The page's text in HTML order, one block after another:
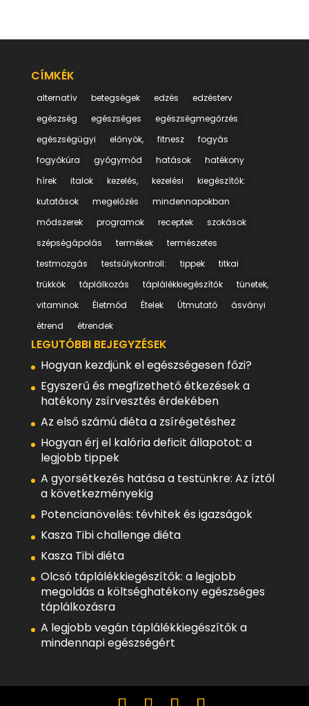
CÍMKÉK
alternatív betegségek edzés
edzésterv
egészség
egészséges
egészségmegőrzés
egészségügyi
előnyök, fitnesz
fogyás
fogyókúra
gyógymód hatások
hatékony
hírek
italok kezelés, kezelési
kiegészítők:
kutatások
megelőzés
mindennapokban
módszerek
programok receptek
szokások
szépségápolás
termékek
természetes
testmozgás
testsúlykontroll: tippek
titkai
trükkök
táplálkozás táplálékkiegészítők
tünetek,
vitaminok
Életmód Ételek Útmutató
ásványi
étrend
étrendek
LEGUTÓBBI BEJEGYZÉSEK
Hogyan kezdjünk el egészségesen főzi?
Egyszerű és megfizethető étkezések a
hatékony zsírvesztés érdekében
Az első számú diéta a zsírégetéshez
Hogyan érj el kalória deficit állapotot: a
legjobb tippek
A gyorsétkezés hatása a testünkre: Az íztől
a következményekig
Potencianövelés: tévhitek és igazságok
Kasza Tibi challenge diéta
Kasza Tibi diéta
Olcsó táplálékkiegészítők: a legjobb
megoldás a költséghatékony egészséges
táplálkozásra
A legjobb vegán táplálékkiegészítők a
mindennapi egészségért